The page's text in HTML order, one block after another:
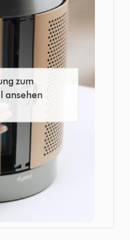
zum
ansehen